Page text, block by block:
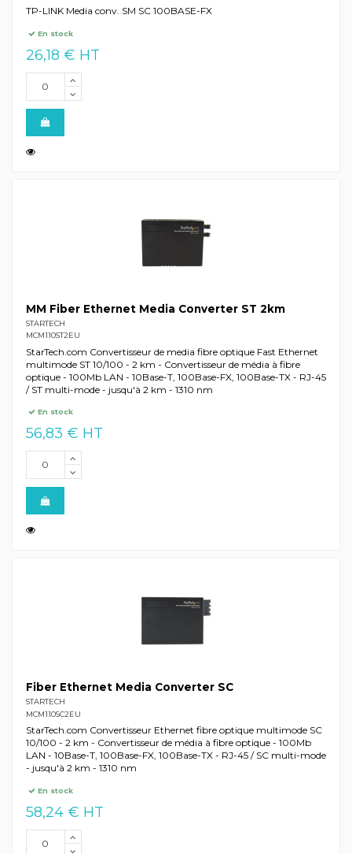
TP-LINK Media conv. SM SC 100BASE-FX
En stock
26,18 € HT
MM Fiber Ethernet Media Converter ST 2km
STARTECH
MCM110ST2EU
StarTech.com Convertisseur de media fibre optique Fast Ethernet
multimode ST 10/100 - 2 km - Convertisseur de média à fibre
optique - 100Mb LAN - 10Base-T, 100Base-FX, 100Base-TX - RJ-45
/ ST multi-mode - jusqu'à 2 km - 1310 nm
En stock
56,83 € HT
Fiber Ethernet Media Converter SC
STARTECH
MCM110SC2EU
StarTech.com Convertisseur Ethernet fibre optique multimode SC
10/100 - 2 km - Convertisseur de média à fibre optique - 100Mb
LAN - 10Base-T, 100Base-FX, 100Base-TX - RJ-45 / SC multi-mode
- jusqu'à 2 km - 1310 nm
En stock
58,24 € HT